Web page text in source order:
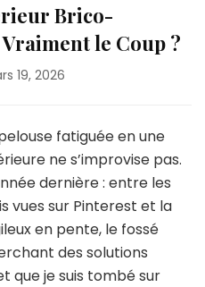
Brico-
le Coup ?
19, 2026
fatiguée en une
ne s’improvise pas.
dernière : entre les
vues sur Pinterest et la
en pente, le fossé
des solutions
que je suis tombé sur